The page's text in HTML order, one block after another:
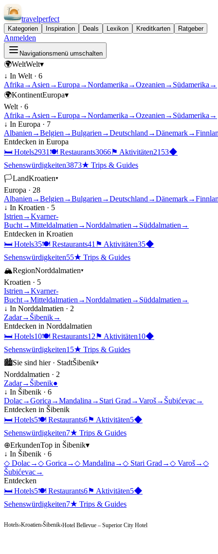
travelperfect
Kategorien Inspiration Deals Lexikon Kreditkarten Ratgeber
Anmelden
Navigationsmenü umschalten
🌍WeltWelt▾
↓ In Welt · 6
Afrika → Asien →Europa →Nordamerika →Ozeanien → Südamerika →
🌍KontinentEuropa▾
Welt · 6
Afrika → Asien →Europa →Nordamerika →Ozeanien → Südamerika →
↓ In Europa · 7
Albanien →Belgien →Bulgarien →Deutschland →Dänemark→
Entdecken in Europa
🛏 Hotels2931 🍽 Restaurants3066⚑ Aktivitäten2153◆
Sehenswürdigkeiten3873★ Trips & Guides
🏳LandKroatien▾
Europa · 28
Albanien →Belgien →Bulgarien →Deutschland →Dänemark→
↓ In Kroatien · 5
Istrien →Kvarner-
Bucht→Mitteldalmatien →Norddalmatien → Süddalmatien →
Entdecken in Kroatien
🛏 Hotels35🍽 Restaurants41 ⚑ Aktivitäten35◆
Sehenswürdigkeiten55★ Trips & Guides
🏔RegionNorddalmatien▾
Kroatien · 5
Istrien →Kvarner-
Bucht→Mitteldalmatien →Norddalmatien → Süddalmatien →
↓ In Norddalmatien · 2
Zadar→ Šibenik→
Entdecken in Norddalmatien
🛏 Hotels10🍽 Restaurants12⚑ Aktivitäten10◆
Sehenswürdigkeiten15★ Trips & Guides
🏙Sie sind hier · StadtŠibenik▾
Norddalmatien · 2
Zadar→ Šibenik●
↓ In Šibenik · 6
Dolac→Gorica →Mandalina → Stari Grad →Varoš→ Šubićevac→
Entdecken in Šibenik
🛏 Hotels5🍽 Restaurants6⚑ Aktivitäten5◆
Sehenswürdigkeiten7★ Trips & Guides
⊕ErkundenTop in Šibenik▾
↓ In Šibenik · 6
◇ Dolac→◇ Gorica →◇ Mandalina →◇ Stari Grad →◇ Varoš→◇
Šubićevac→
Entdecken
🛏 Hotels5🍽 Restaurants6⚑ Aktivitäten5◆
Sehenswürdigkeiten7★ Trips & Guides
Hotels›Kroatien›Šibenik›Hotel Bellevue – Superior City Hotel